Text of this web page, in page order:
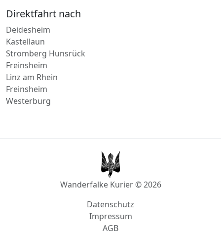
Osthofen
Direktfahrt nach
Deidesheim
Kastellaun
Stromberg Hunsrück
Freinsheim
Linz am Rhein
Wanderfalke Kurier © 2026
Datenschutz